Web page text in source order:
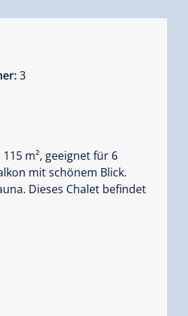
3
m², geeignet für 6
mit schönem Blick.
Dieses Chalet befindet